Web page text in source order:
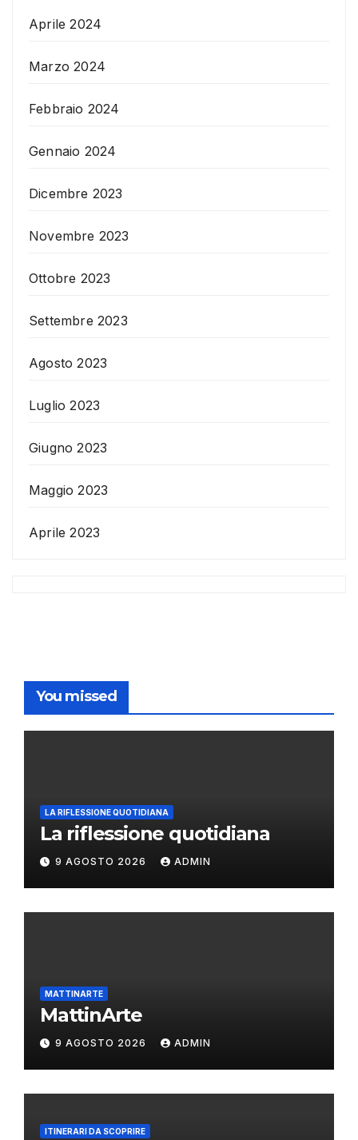
Aprile 2024
Marzo 2024
Febbraio 2024
Gennaio 2024
Dicembre 2023
Novembre 2023
Ottobre 2023
Settembre 2023
Agosto 2023
Luglio 2023
Giugno 2023
Maggio 2023
Aprile 2023
You missed
LA RIFLESSIONE QUOTIDIANA
La riflessione quotidiana
9 AGOSTO 2026 ADMIN
MATTINARTE
MattinArte
9 AGOSTO 2026 ADMIN
ITINERARI DA SCOPRIRE